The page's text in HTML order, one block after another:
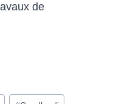
de